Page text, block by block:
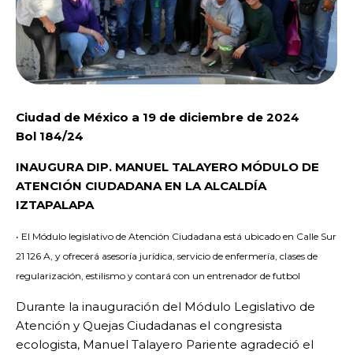
Ciudad de México a 19 de diciembre de 2024
Bol 184/24
INAUGURA DIP. MANUEL TALAYERO MÓDULO DE
ATENCIÓN CIUDADANA EN LA ALCALDÍA
IZTAPALAPA
• El Módulo legislativo de Atención Ciudadana está ubicado en Calle Sur
21 126 A, y ofrecerá asesoría jurídica, servicio de enfermería, clases de
regularización, estilismo y contará con un entrenador de futbol
Durante la inauguración del Módulo Legislativo de
Atención y Quejas Ciudadanas el congresista
ecologista, Manuel Talayero Pariente agradeció el